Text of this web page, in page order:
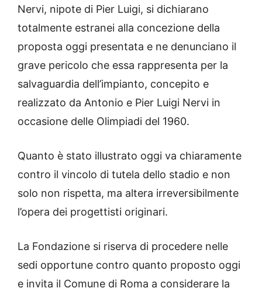
Nervi, nipote di Pier Luigi, si dichiarano
totalmente estranei alla concezione della
proposta oggi presentata e ne denunciano il
grave pericolo che essa rappresenta per la
salvaguardia dell’impianto, concepito e
realizzato da Antonio e Pier Luigi Nervi in
occasione delle Olimpiadi del 1960.
Quanto è stato illustrato oggi va chiaramente
contro il vincolo di tutela dello stadio e non
solo non rispetta, ma altera irreversibilmente
l’opera dei progettisti originari.
La Fondazione si riserva di procedere nelle
sedi opportune contro quanto proposto oggi
e invita il Comune di Roma a considerare la